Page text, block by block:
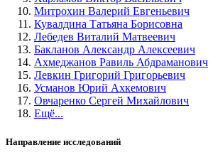
Митрохин Валерий Евгеньевич
Кувалдина Татьяна Борисовна
Лебедев Виталий Матвеевич
Бакланов Александр Алексеевич
Ахмеджанов Равиль Абдраманович
Левкин Григорий Григорьевич
Усманов Юрий Ахкемович
Овчаренко Сергей Михайлович
Ещё...
Направление исследований